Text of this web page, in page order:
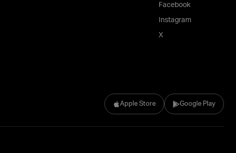
Apple Store Google Play
Facebook
Instagram
X